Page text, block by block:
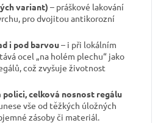
variant) – práškové lakování
pro dvojitou antikorozní
i pod barvou– i při lokálním
ocel „na holém plechu“ jako
což zvyšuje životnost
polici, celková nosnost regálu
vše od těžkých úložných
zásoby či materiál.